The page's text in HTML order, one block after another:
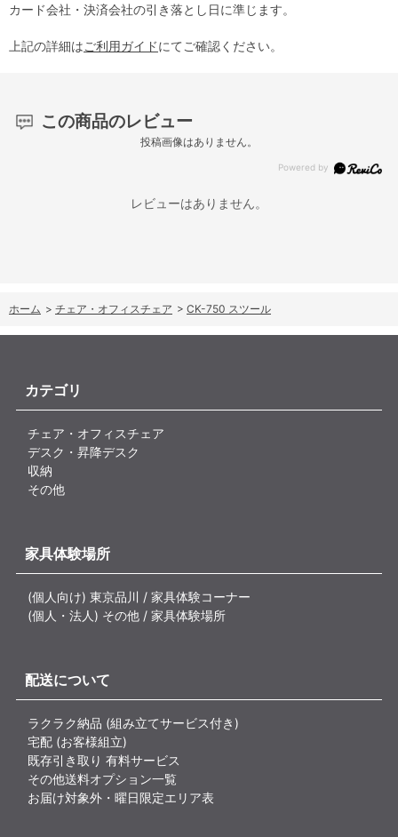
カード会社・決済会社の引き落とし日に準じます。
上記の詳細はご利用ガイドにてご確認ください。
この商品のレビュー
投稿画像はありません。
レビューはありません。
ホーム > チェア・オフィスチェア > CK-750 スツール
カテゴリ
チェア・オフィスチェア
デスク・昇降デスク
収納
その他
家具体験場所
(個人向け) 東京品川 / 家具体験コーナー
(個人・法人) その他 / 家具体験場所
配送について
ラクラク納品 (組み立てサービス付き)
宅配 (お客様組立)
既存引き取り 有料サービス
その他送料オプション一覧
お届け対象外・曜日限定エリア表